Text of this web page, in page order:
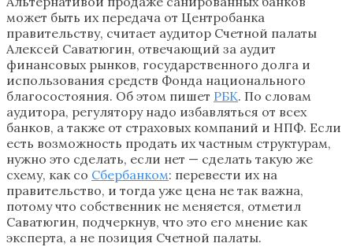
может быть их передача от Центробанка
правительству, считает аудитор Счетной палаты
Алексей Саватюгин, отвечающий за аудит
финансовых рынков, государственного долга и
использования средств Фонда национального
благосостояния. Об этом пишет РБК. По словам
аудитора, регулятору надо избавляться от всех
банков, а также от страховых компаний и НПФ. Если
есть возможность продать их частным структурам,
нужно это сделать, если нет — сделать такую же
схему, как со Сбербанком: перевести их на
правительство, и тогда уже цена не так важна,
потому что собственник не меняется, отметил
Саватюгин, подчеркнув, что это его мнение как
эксперта, а не позиция Счетной палаты.